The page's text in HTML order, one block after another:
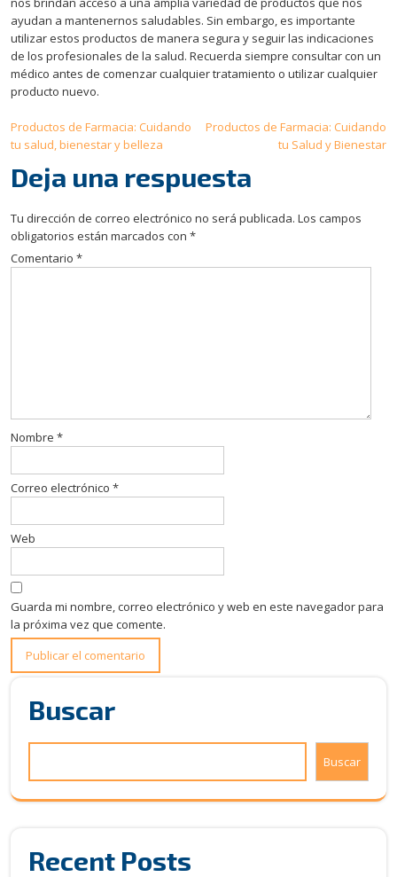
ayudan a mantenernos saludables. Sin embargo, es importante
utilizar estos productos de manera segura y seguir las indicaciones
de los profesionales de la salud. Recuerda siempre consultar con un
médico antes de comenzar cualquier tratamiento o utilizar cualquier
producto nuevo.
Navegación
entradas
Productos de Farmacia: Cuidando
tu salud, bienestar y belleza
Productos de Farmacia: Cuidando
tu Salud y Bienestar
Deja una respuesta
Tu dirección de correo electrónico no será publicada. Los campos
obligatorios están marcados con *
Comentario *
Nombre *
Correo electrónico *
Web
Guarda mi nombre, correo electrónico y web en este navegador para
la próxima vez que comente.
Buscar
Buscar
Recent Posts